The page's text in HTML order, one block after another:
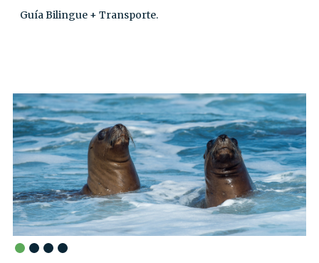
Guía Bilingue + Transporte.